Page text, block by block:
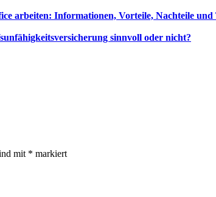
arbeiten: Informationen, Vorteile, Nachteile und
sinnvoll oder nicht?
mit * markiert